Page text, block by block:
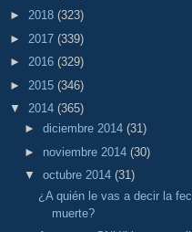
► 2018 (323)
► 2017 (339)
► 2016 (329)
► 2015 (346)
▼ 2014 (365)
► diciembre 2014 (31)
► noviembre 2014 (30)
▼ octubre 2014 (31)
¿A quién le vas a decir la
muerte?